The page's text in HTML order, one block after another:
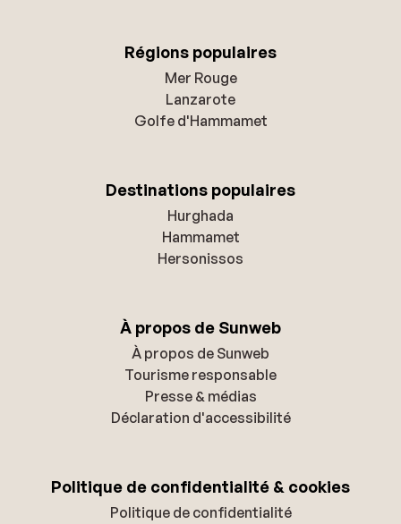
Régions populaires
Mer Rouge
Lanzarote
Golfe d'Hammamet
Destinations populaires
Hurghada
Hammamet
Hersonissos
À propos de Sunweb
À propos de Sunweb
Tourisme responsable
Presse & médias
Déclaration d'accessibilité
Politique de confidentialité & cookies
Politique de confidentialité